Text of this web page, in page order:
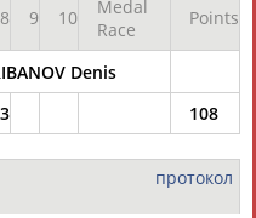
8 9 10
Medal
Race
Points
Denis
3 108
протокол